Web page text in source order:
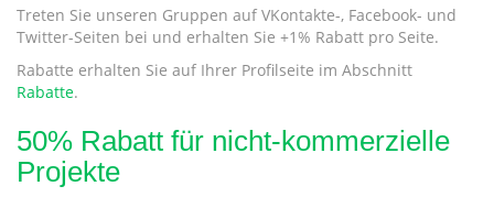
Treten Sie unseren Gruppen auf VKontakte-, Facebook- und
Twitter-Seiten bei und erhalten Sie +1% Rabatt pro Seite.
Rabatte erhalten Sie auf Ihrer Profilseite im Abschnitt
Rabatte.
50% Rabatt für nicht-kommerzielle
Projekte